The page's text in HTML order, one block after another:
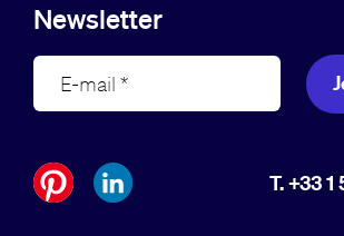
Newsletter
T. +33